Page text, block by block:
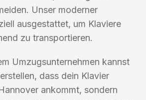
Unser moderner
ausgestattet, um Klaviere
zu transportieren.
Umzugsunternehmen kannst
dass dein Klavier
ankommt, sondern